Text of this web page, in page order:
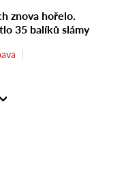
znova hořelo.
35 balíků slámy